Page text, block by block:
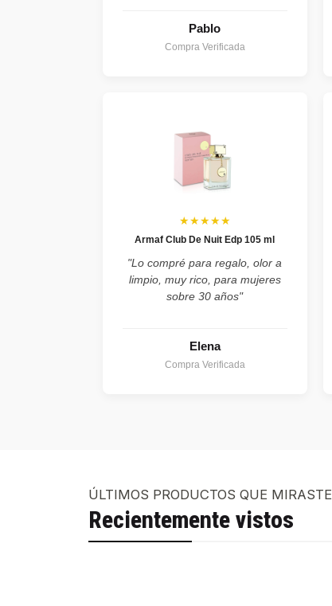
Pablo
Compra Verificada
★★★★★
Armaf Club De Nuit Edp 105 ml
"Lo compré para regalo, olor a
limpio, muy rico, para mujeres
sobre 30 años"
Elena
Compra Verificada
ÚLTIMOS PRODUCTOS QUE MIRASTE
Recientemente vistos